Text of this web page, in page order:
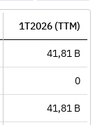
1T2026 (TTM)
41,81 B
0
41,81 B